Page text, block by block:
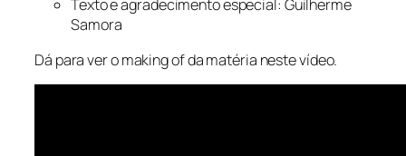
Texto e agradecimento especial: Guilherme
Samora
Dá para ver omaking ofda matéria neste vídeo.